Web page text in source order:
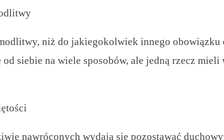
niż do jakiegokolwiek innego obowiązku
od siebie na wiele sposobów, ale jedną rzecz
nawróconych wydają się pozostawać